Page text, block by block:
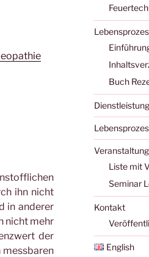
ihn nicht
in anderer
nicht mehr
der
messbaren
Buch
Liste mit
Seminar
Kontakt
English